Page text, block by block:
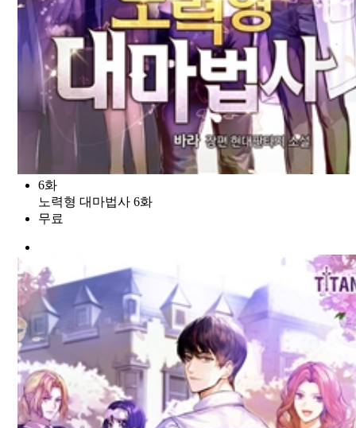
6화
노력형 대마법사 6화
무료